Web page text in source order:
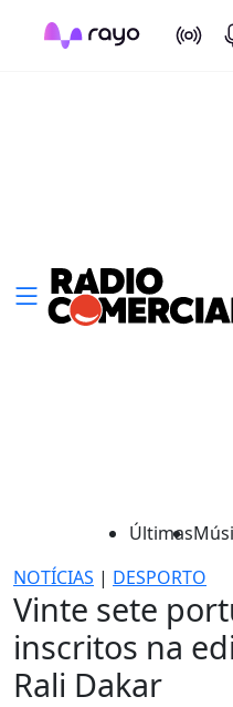
On Air
Últimas
NOTÍCIAS | DESPORTO
Vinte sete
inscritos na
Rali Dakar